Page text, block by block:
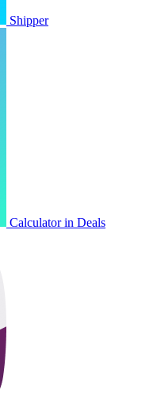
Shipper
Calculator in Deals